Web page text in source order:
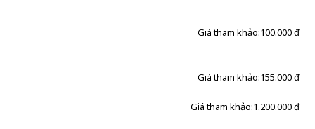
Giá tham khảo:100.000 đ
Giá tham khảo:155.000 đ
Giá tham khảo:1.200.000 đ